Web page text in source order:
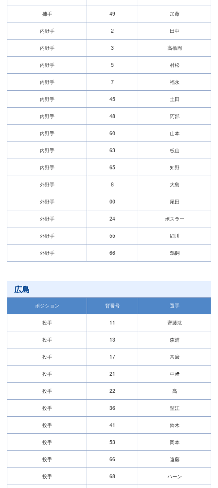
捕手 49 加藤
内野手 2 田中
内野手 3 高橋周
内野手 5 村松
内野手 7 福永
内野手 45 土田
内野手 48 阿部
内野手 60 山本
内野手 63 板山
内野手 65 知野
外野手 8 大島
外野手 00 尾田
外野手 24 ボスラー
外野手 55 細川
外野手 66 鵜飼
広島
ポジション 背番号 選手
投手 11 齊藤汰
投手 13 森浦
投手 17 常廣
投手 21 中﨑
投手 22 髙
投手 36 塹江
投手 41 鈴木
投手 53 岡本
投手 66 遠藤
投手 68 ハーン